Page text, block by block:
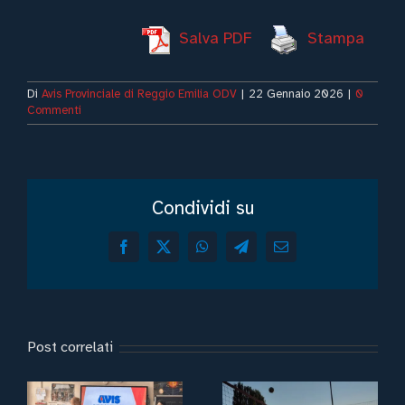
Salva PDF Stampa
Di Avis Provinciale di Reggio Emilia ODV 22 Gennaio 2026
0
Commenti
Condividi su
Facebook
X WhatsAppTelegramEmail
Post correlati
Uniti nel